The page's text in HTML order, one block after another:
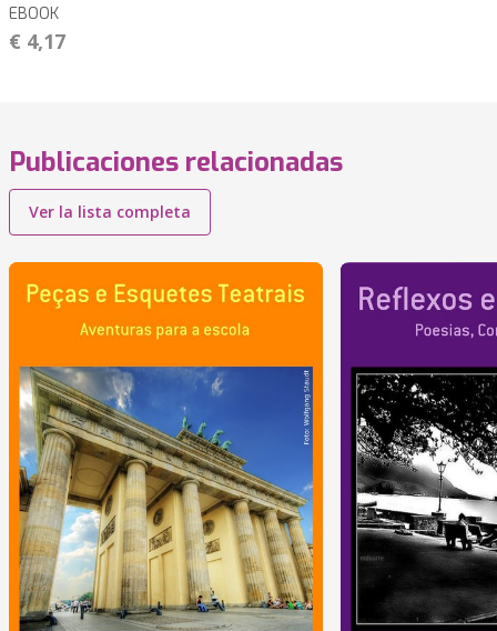
EBOOK
€ 4,17
Publicaciones relacionadas
Ver la lista completa